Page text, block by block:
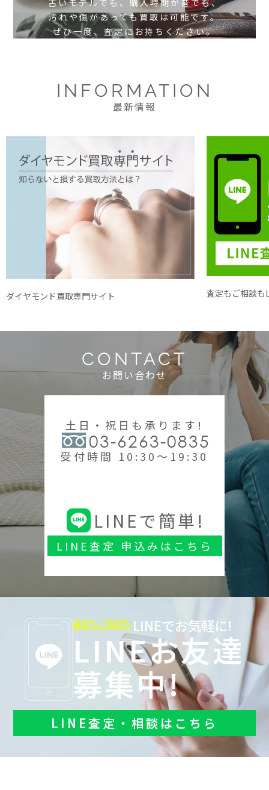
古いモデルでも、購入時期が昔でも、
汚れや傷があっても買取は可能です。
ぜひ一度、査定にお持ちください。
INFORMATION
最新情報
ダイヤモンド買取専門サイト 査定もご相談も
CONTACT
お問い合わせ
土日・祝日も承ります!
03-6263-0835
受付時間 10:30～19:30
LINEで簡単!
LINE査定 申込みはこちら
査定もご相談も LINEでお気軽に!
LINEお友達
募集中!
LINE査定・相談はこちら